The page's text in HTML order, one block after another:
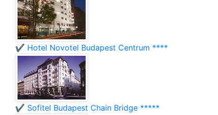
✔️ Hotel Novotel Budapest Centrum ****
✔️ Sofitel Budapest Chain Bridge *****